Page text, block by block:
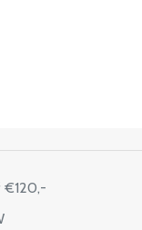
€120,-